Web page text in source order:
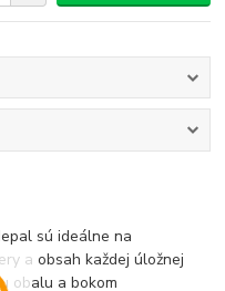
sú ideálne na
a obsah každej úložnej
obalu a bokom